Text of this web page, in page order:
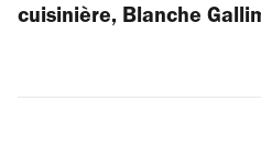
cuisinière, Blanche